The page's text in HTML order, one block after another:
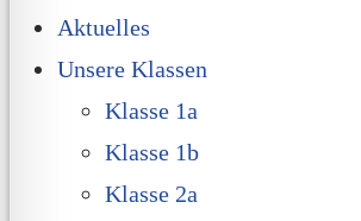
Aktuelles
Unsere Klassen
Klasse 1a
Klasse 1b
Klasse 2a